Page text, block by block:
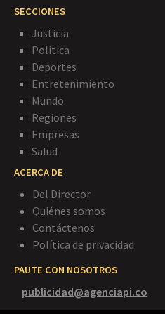
SECCIONES
Justicia
Política
Deportes
Entretenimiento
Mundo
Regiones
Empresas
Salud
ACERCA DE
Del Director
Quiénes somos
Contáctenos
Política de privacidad
PAUTE CON NOSOTROS
publicidad@agenciapi.co